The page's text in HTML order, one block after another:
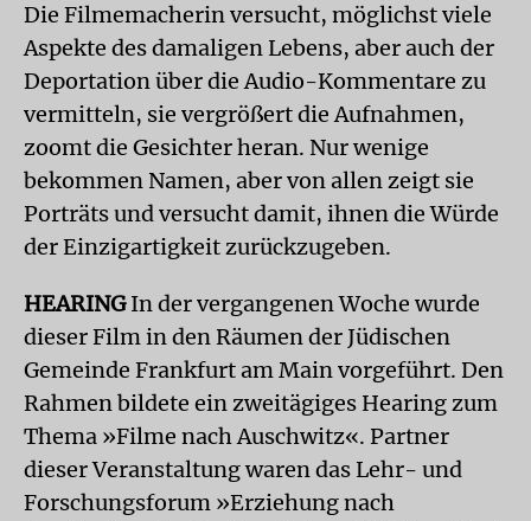
Die Filmemacherin versucht, möglichst viele
Aspekte des damaligen Lebens, aber auch der
Deportation über die Audio-Kommentare zu
vermitteln, sie vergrößert die Aufnahmen,
zoomt die Gesichter heran. Nur wenige
bekommen Namen, aber von allen zeigt sie
Porträts und versucht damit, ihnen die Würde
der Einzigartigkeit zurückzugeben.
HEARINGIn der vergangenen Woche wurde
dieser Film in den Räumen der Jüdischen
Gemeinde Frankfurt am Main vorgeführt. Den
Rahmen bildete ein zweitägiges Hearing zum
Thema »Filme nach Auschwitz«. Partner
dieser Veranstaltung waren das Lehr- und
Forschungsforum »Erziehung nach